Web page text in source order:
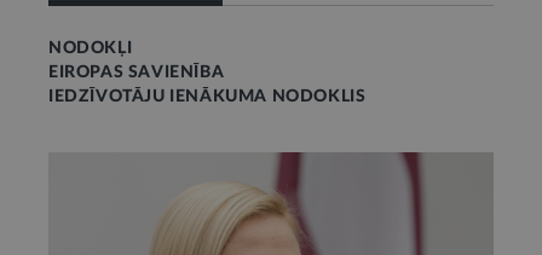
NODOKĻI
EIROPAS SAVIENĪBA
IEDZĪVOTĀJU IENĀKUMA NODOKLIS